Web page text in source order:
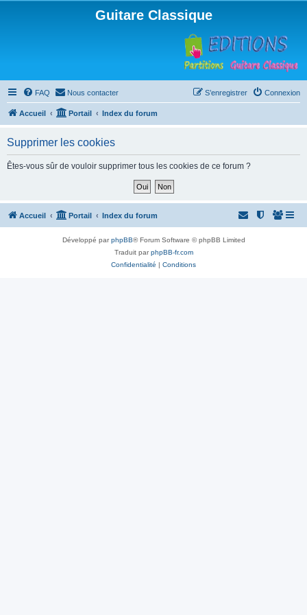
Guitare Classique
FAQ Nous contacter Connexion
S’enregistrer
Accueil Portail Index du forum
Supprimer les cookies
Êtes-vous sûr de vouloir supprimer tous les cookies de ce forum ?
Accueil Portail Index du forum
Développé parphpBB® Forum Software © phpBB Limited
Traduit parphpBB-fr.com
Confidentialité | Conditions